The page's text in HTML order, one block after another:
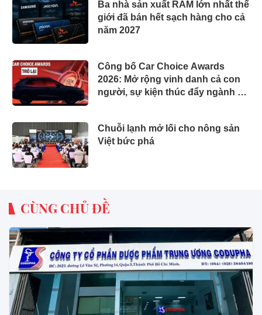
Ba nhà sản xuất RAM lớn nhất thế
giới đã bán hết sạch hàng cho cả
năm 2027
Công bố Car Choice Awards
2026: Mở rộng vinh danh cả con
người, sự kiện thúc đẩy ngành xe
Chuỗi lạnh mở lối cho nông sản
Việt bức phá
CÙNG CHỦ ĐỀ